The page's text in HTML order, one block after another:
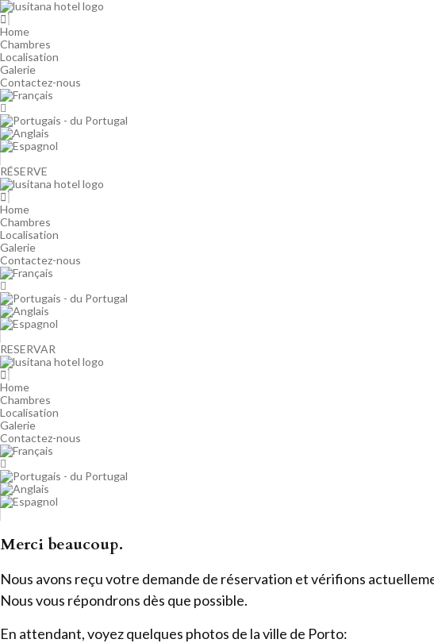
A
l
l
e
r
a
u
c
o
n
t
e
u
Home
Chambres
Localisation
Galerie
Contactez-nous
RÉSERVE
Home
Chambres
Localisation
Galerie
Contactez-nous
RESERVAR
Home
Chambres
Localisation
Galerie
Contactez-nous
Merci beaucoup.
Nous avons reçu votre demande de réservation et vérifions
Nous vous répondrons dès que possible.
En attendant, voyez quelques photos de la ville de Porto: